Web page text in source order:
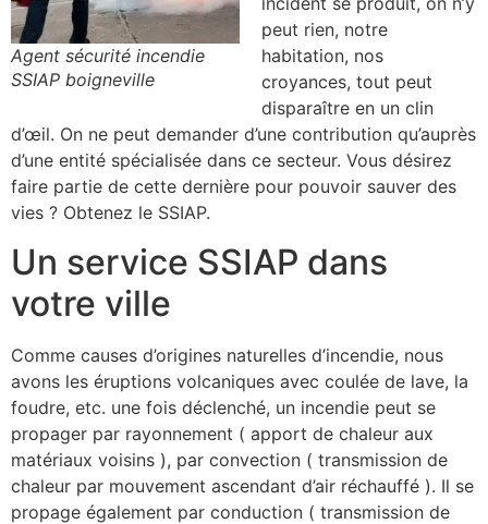
Agent sécurité incendie
SSIAP boigneville
peut rien, notre
habitation, nos
croyances, tout peut
disparaître en un clin
d’œil. On ne peut demander d’une contribution qu’auprès
d’une entité spécialisée dans ce secteur. Vous désirez
faire partie de cette dernière pour pouvoir sauver des
vies ? Obtenez le SSIAP.
Un service SSIAP dans
votre ville
Comme causes d’origines naturelles d’incendie, nous
avons les éruptions volcaniques avec coulée de lave, la
foudre, etc. une fois déclenché, un incendie peut se
propager par rayonnement ( apport de chaleur aux
matériaux voisins ), par convection ( transmission de
chaleur par mouvement ascendant d’air réchauffé ). Il se
propage également par conduction ( transmission de